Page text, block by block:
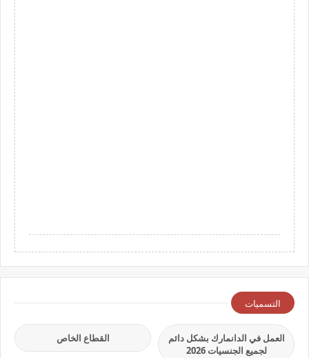
التسميات
العمل في الدانمارك بشكل دائم
لجميع الجنسيات 2026
القطاع الخاص